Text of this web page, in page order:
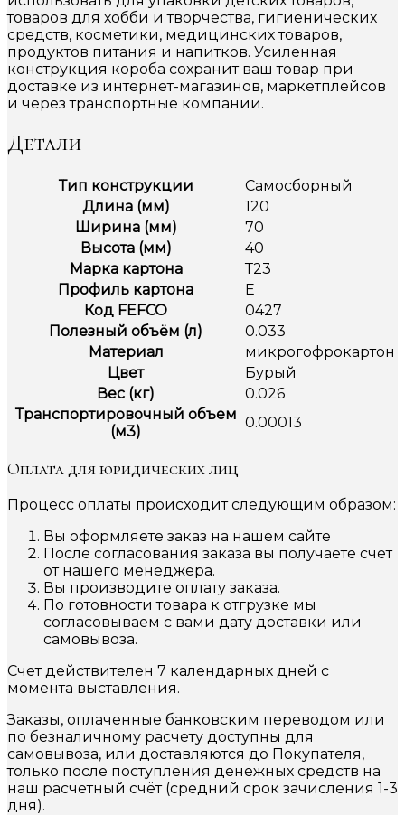
товаров для хобби и творчества, гигиенических
средств, косметики, медицинских товаров,
продуктов питания и напитков. Усиленная
конструкция короба сохранит ваш товар при
доставке из интернет-магазинов, маркетплейсов
и через транспортные компании.
Детали
Тип конструкции
Самосборный
Длина (мм)
120
Ширина (мм)
70
Высота (мм)
40
Марка картона
Т23
Профиль картона
Е
Код FEFCO
0427
Полезный объём (л)
0.033
Материал
микрогофрокартон
Цвет
Бурый
Вес (кг)
0.026
Транспортировочный объем
(м3)
0.00013
Оплата для юридических лиц
Процесс оплаты происходит следующим образом:
Вы оформляете заказ на нашем сайте
После согласования заказа вы получаете счет
от нашего менеджера.
Вы производите оплату заказа.
По готовности товара к отгрузке мы
согласовываем с вами дату доставки или
самовывоза.
Счет действителен 7 календарных дней с
момента выставления.
Заказы, оплаченные банковским переводом или
по безналичному расчету доступны для
самовывоза, или доставляются до Покупателя,
только после поступления денежных средств на
наш расчетный счёт (средний срок зачисления 1-3
дня).